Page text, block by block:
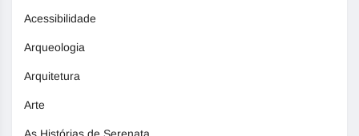
Acessibilidade
Arqueologia
Arquitetura
Arte